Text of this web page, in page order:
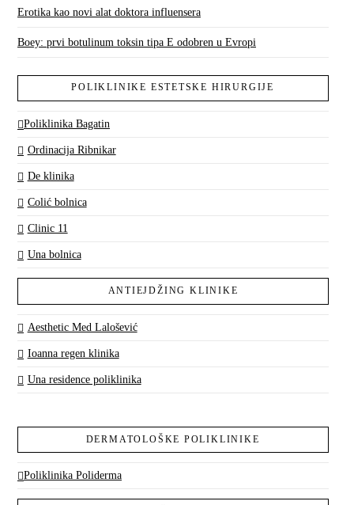
Erotika kao novi alat doktora influensera
Boey: prvi botulinum toksin tipa E odobren u Evropi
POLIKLINIKE ESTETSKE HIRURGIJE
Poliklinika Bagatin
Ordinacija Ribnikar
De klinika
Colić bolnica
Clinic 11
Una bolnica
ANTIEJDŽING KLINIKE
Aesthetic Med Lalošević
Ioanna regen klinika
Una residence poliklinika
DERMATOLOŠKE POLIKLINIKE
Poliklinika Poliderma